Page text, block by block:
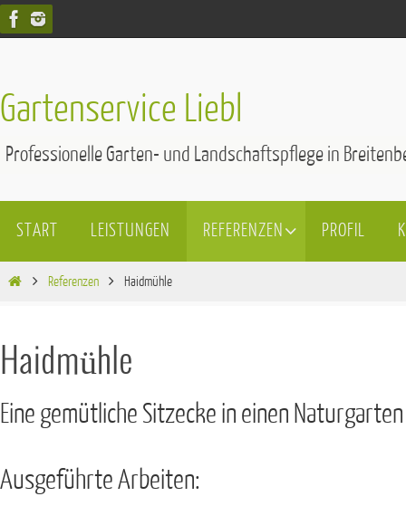
Zum
Gartenservice Liebl
Professionelle Garten- und Landschaftspflege in
Inhalt
springen
START LEISTUNGEN REFERENZEN PROFIL
Start Referenzen Haidmühle
Haidmühle
Eine gemütliche Sitzecke in einen
Ausgeführte Arbeiten: